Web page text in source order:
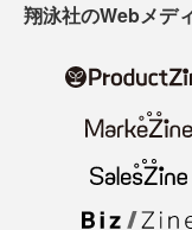
翔泳社のWebメデ